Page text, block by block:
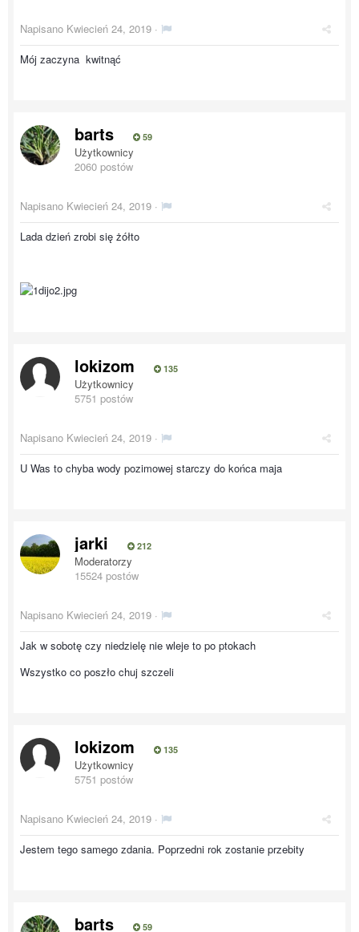
Napisano Kwiecień 24, 2019 ·
Mój zaczyna kwitnąć
barts 59
Użytkownicy
2060 postów
Napisano Kwiecień 24, 2019 ·
Lada dzień zrobi się żółto
lokizom 135
Użytkownicy
5751 postów
Napisano Kwiecień 24, 2019 ·
U Was to chyba wody pozimowej starczy do końca maja
jarki 212
Moderatorzy
15524 postów
Napisano Kwiecień 24, 2019 ·
Jak w sobotę czy niedzielę nie wleje to po ptokach
Wszystko co poszło chuj szczeli
lokizom 135
Użytkownicy
5751 postów
Napisano Kwiecień 24, 2019 ·
Jestem tego samego zdania. Poprzedni rok zostanie przebity
barts 59